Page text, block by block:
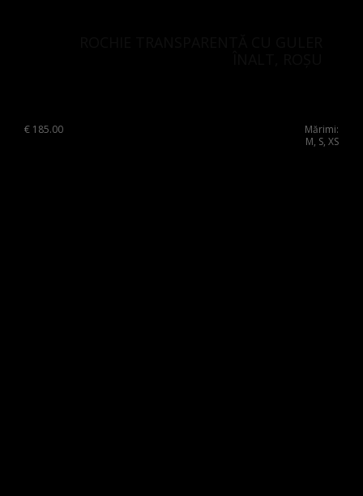
€ 185.00
Mărimi:
M, S, XS